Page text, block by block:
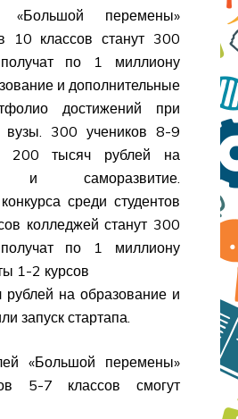
«Большой перемены»
10 классов станут 300
по 1 миллиону
и дополнительные
достижений при
вузы. 300 учеников 8-9
200 тысяч рублей на
и саморазвитие.
среди студентов
колледжей станут 300
по 1 миллиону
1-2 курсов
на образование и
запуск стартапа.
«Большой перемены»
5-7 классов смогут